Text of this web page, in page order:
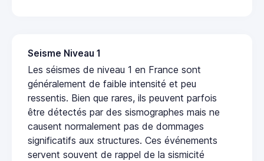
Seisme Niveau 1
Les séismes de niveau 1 en France sont
généralement de faible intensité et peu
ressentis. Bien que rares, ils peuvent parfois
être détectés par des sismographes mais ne
causent normalement pas de dommages
significatifs aux structures. Ces événements
servent souvent de rappel de la sismicité